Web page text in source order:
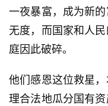
一夜暴富，成为新
无度，而国家和人
庭因此破碎。
他们感恩这位救星
理合法地瓜分国有